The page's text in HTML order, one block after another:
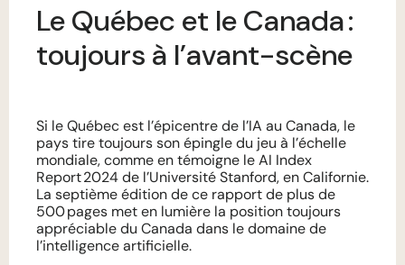
Le Québec et le Canada :
toujours à l’avant-scène
Si le Québec est l’épicentre de l’IA au Canada, le
pays tire toujours son épingle du jeu à l’échelle
mondiale, comme en témoigne leAI Index
Report 2024de l’Université Stanford, en Californie.
La septième édition de ce rapport de plus de
500 pages met en lumière la position toujours
appréciable du Canada dans le domaine de
l’intelligence artificielle.